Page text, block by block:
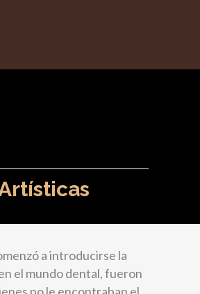
a introducirse la
el mundo dental, fueron